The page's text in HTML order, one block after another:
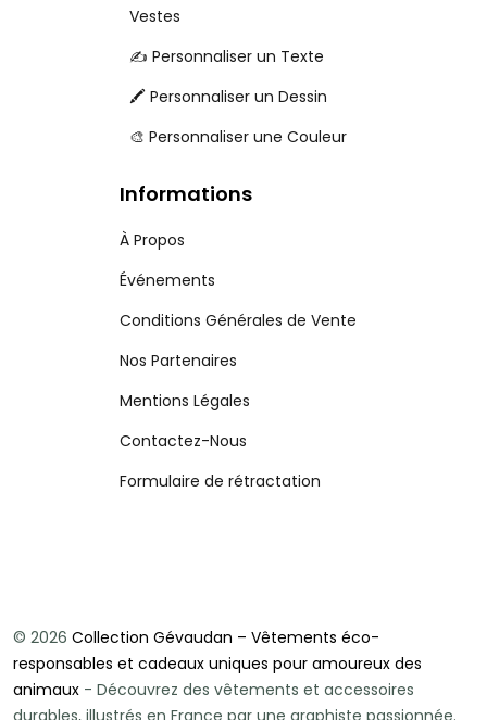
Vestes
✍️ Personnaliser un Texte
🖍️ Personnaliser un Dessin
🎨 Personnaliser une Couleur
Informations
À Propos
Événements
Conditions Générales de Vente
Nos Partenaires
Mentions Légales
Contactez-Nous
Formulaire de rétractation
© 2026 Collection Gévaudan – Vêtements éco-
responsables et cadeaux uniques pour amoureux des
animaux - Découvrez des vêtements et accessoires